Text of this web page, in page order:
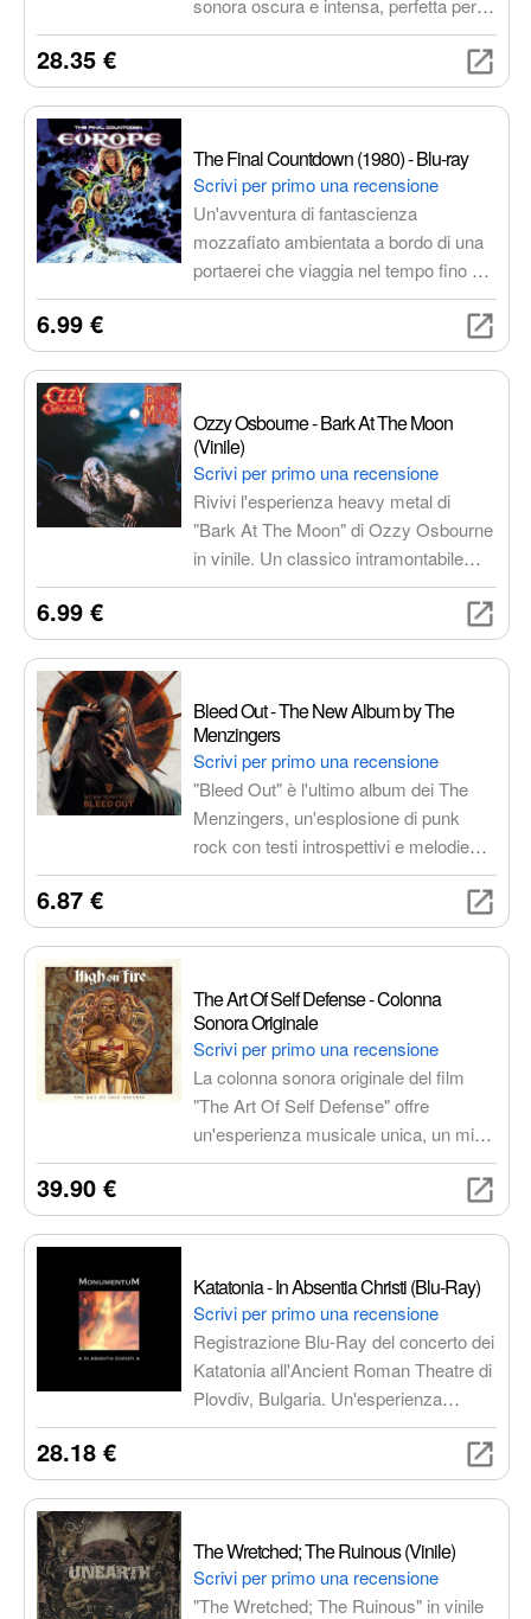
gli amanti del doom, black metal
sonoro che esplora le paure più
atmosfere cupe.
28.35 €
The Final Countdown (1980) - Blu-ray
Scrivi per primo una recensione
Un'avventura di fantascienza
mozzafiato ambientata a bordo di una
portaerei che viaggia nel tempo fino a
Pearl Harbor. Spettacolari scene di
combattimento aeree e un cast stellare
rendono questo film un'esperienza
6.99 €
Ozzy Osbourne - Bark At The Moon
(Vinile)
Scrivi per primo una recensione
Rivivi l'esperienza heavy metal di
"Bark At The Moon" di Ozzy Osbourne
in vinile. Un classico intramontabile
con qualità audio superiore, per
collezione.
6.99 €
Bleed Out - The New Album by The
Menzingers
Scrivi per primo una recensione
"Bleed Out" è l'ultimo album dei The
Menzingers, un'esplosione di punk
rock con testi introspettivi e melodie
potenti che esplorano temi di
Un'esperienza musicale intensa e
6.87 €
The Art Of Self Defense - Colonna
Sonora Originale
Scrivi per primo una recensione
La colonna sonora originale del film
"The Art Of Self Defense" offre
un'esperienza musicale unica, un mix
eclettico di generi che cattura
personaggi.
39.90 €
Katatonia - In Absentia Christi (Blu-Ray)
Scrivi per primo una recensione
Registrazione Blu-Ray del concerto dei
Katatonia all'Ancient Roman Theatre di
Plovdiv, Bulgaria. Un'esperienza
audiovisiva imperdibile con classici e
qualità audio e video eccellente.
28.18 €
The Wretched; The Ruinous (Vinile)
Scrivi per primo una recensione
"The Wretched; The Ruinous" in vinile